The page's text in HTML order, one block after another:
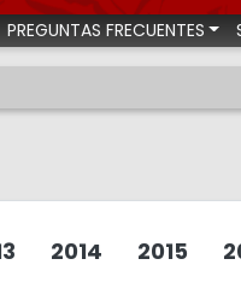
PREGUNTAS FRECUENTES
2014 2015